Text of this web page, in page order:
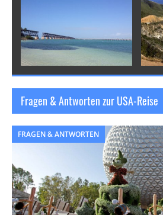
Fragen & Antworten zur USA-Reise
FRAGEN & ANTWORTEN